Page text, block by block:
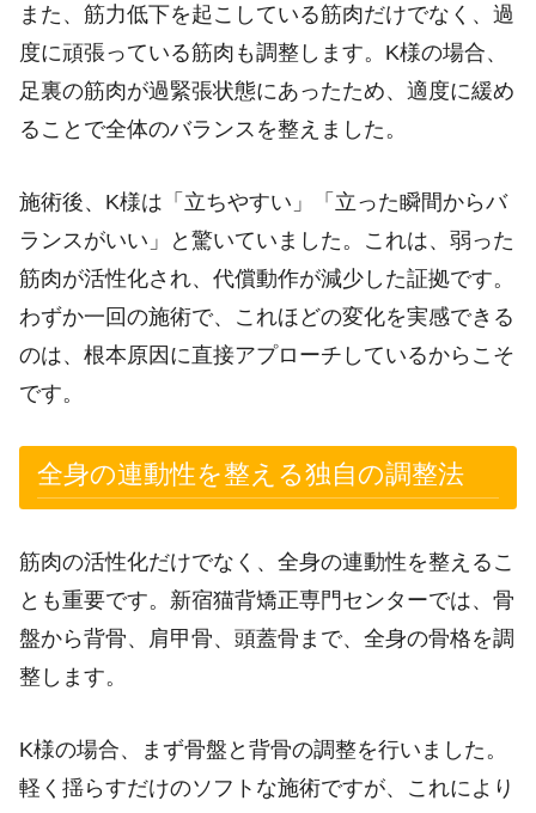
また、筋力低下を起こしている筋肉だけでなく、過
度に頑張っている筋肉も調整します。K様の場合、
足裏の筋肉が過緊張状態にあったため、適度に緩め
ることで全体のバランスを整えました。
施術後、K様は「立ちやすい」「立った瞬間からバ
ランスがいい」と驚いていました。これは、弱った
筋肉が活性化され、代償動作が減少した証拠です。
わずか一回の施術で、これほどの変化を実感できる
のは、根本原因に直接アプローチしているからこそ
です。
全身の連動性を整える独自の調整法
筋肉の活性化だけでなく、全身の連動性を整えるこ
とも重要です。新宿猫背矯正専門センターでは、骨
盤から背骨、肩甲骨、頭蓋骨まで、全身の骨格を調
整します。
K様の場合、まず骨盤と背骨の調整を行いました。
軽く揺らすだけのソフトな施術ですが、これにより